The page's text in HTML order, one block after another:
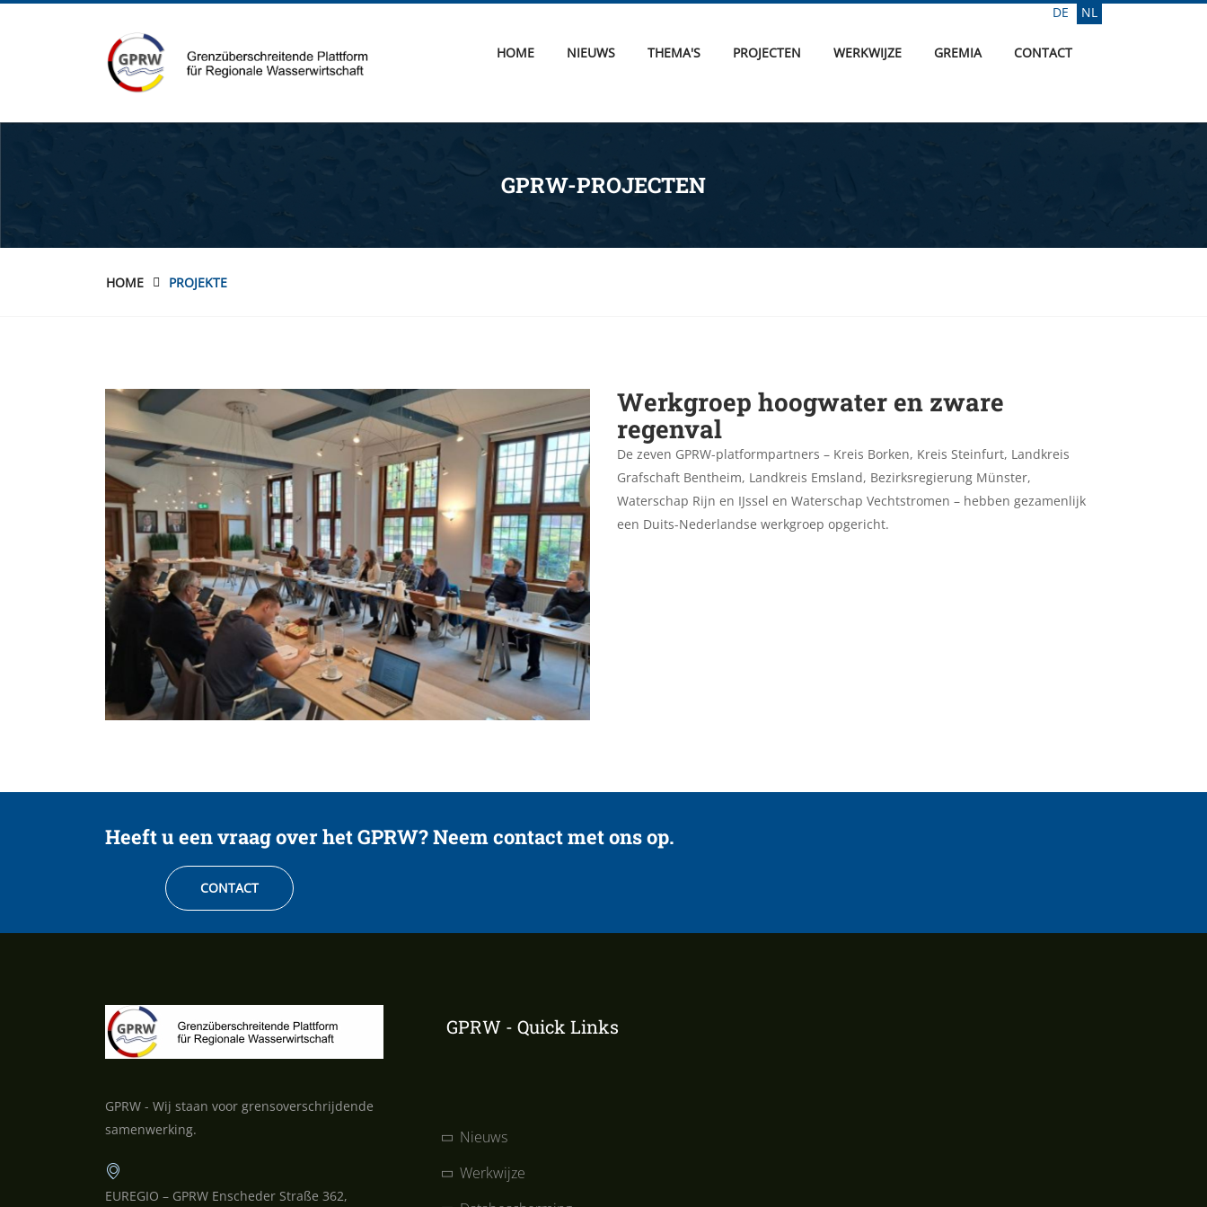
Selecteer de taal
DE NL
HOME NIEUWS THEMA'S PROJECTEN WERKWIJZE GREMIA CONTACT
GPRW-PROJECTEN
HOME PROJEKTE
Werkgroep hoogwater en zware
regenval
De zeven GPRW-platformpartners – Kreis Borken, Kreis Steinfurt, Landkreis
Grafschaft Bentheim, Landkreis Emsland, Bezirksregierung Münster,
Waterschap Rijn en IJssel en Waterschap Vechtstromen – hebben gezamenlijk
een Duits-Nederlandse werkgroep opgericht.
Heeft u een vraag over het GPRW? Neem contact met ons op.
CONTACT
GPRW - Wij staan voor grensoverschrijdende
samenwerking.
EUREGIO – GPRW Enscheder Straße 362,
GPRW - Quick Links
Nieuws
Werkwijze